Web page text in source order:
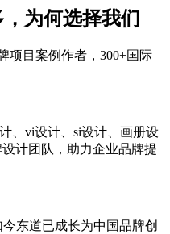
为何选择我们
项目案例作者，300+国际
、vi设计、si设计、画册设
计团队，助力企业品牌提
东道已成长为中国品牌创